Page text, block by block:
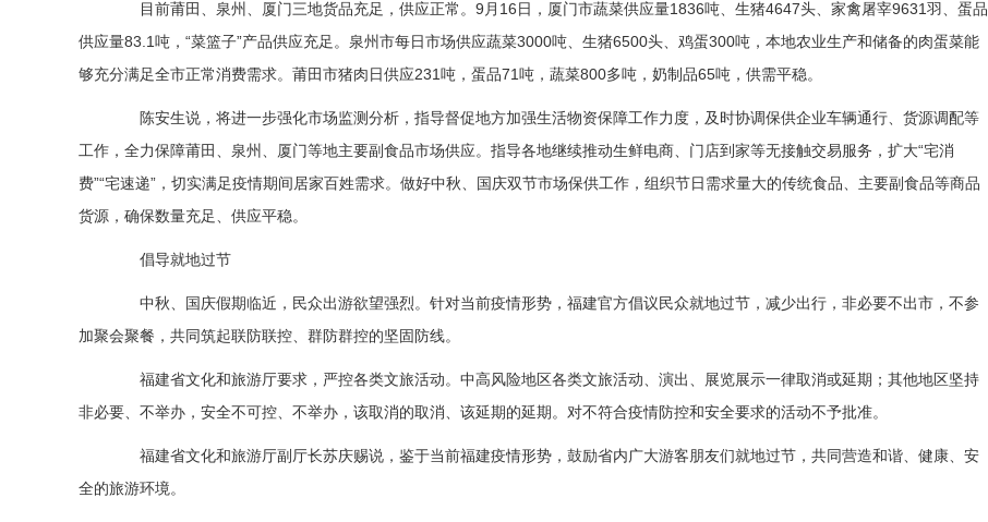
目前莆田、泉州、厦门三地货品充足，供应正常。9月16日，厦门市蔬菜供应量1836吨、生猪4647头、家禽屠宰9631羽、蛋品
供应量83.1吨，“菜篮子”产品供应充足。泉州市每日市场供应蔬菜3000吨、生猪6500头、鸡蛋300吨，本地农业生产和储备的肉蛋菜能
够充分满足全市正常消费需求。莆田市猪肉日供应231吨，蛋品71吨，蔬菜800多吨，奶制品65吨，供需平稳。
陈安生说，将进一步强化市场监测分析，指导督促地方加强生活物资保障工作力度，及时协调保供企业车辆通行、货源调配等
工作，全力保障莆田、泉州、厦门等地主要副食品市场供应。指导各地继续推动生鲜电商、门店到家等无接触交易服务，扩大“宅消
费”“宅速递”，切实满足疫情期间居家百姓需求。做好中秋、国庆双节市场保供工作，组织节日需求量大的传统食品、主要副食品等商品
货源，确保数量充足、供应平稳。
倡导就地过节
中秋、国庆假期临近，民众出游欲望强烈。针对当前疫情形势，福建官方倡议民众就地过节，减少出行，非必要不出市，不参
加聚会聚餐，共同筑起联防联控、群防群控的坚固防线。
福建省文化和旅游厅要求，严控各类文旅活动。中高风险地区各类文旅活动、演出、展览展示一律取消或延期；其他地区坚持
非必要、不举办，安全不可控、不举办，该取消的取消、该延期的延期。对不符合疫情防控和安全要求的活动不予批准。
福建省文化和旅游厅副厅长苏庆赐说，鉴于当前福建疫情形势，鼓励省内广大游客朋友们就地过节，共同营造和谐、健康、安
全的旅游环境。